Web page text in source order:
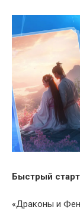
Быстрый
«Драконы и